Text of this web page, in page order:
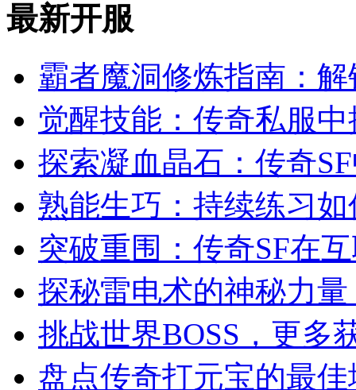
最新开服
霸者魔洞修炼指南：
觉醒技能：传奇私服
探索凝血晶石：传奇
熟能生巧：持续练习
突破重围：传奇SF在
探秘雷电术的神秘力
挑战世界BOSS，更多
盘点传奇打元宝的最